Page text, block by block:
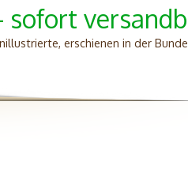
sofort
erschienen in der